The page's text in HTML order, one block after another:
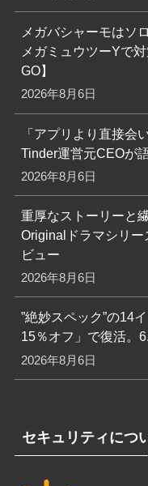
メガバシャーモはソ
メガミュウツーYで
GO】
2026年8月6日
「アプリより直接会
Tinder運営元CEOが
2026年8月6日
重厚なストーリーと
Originalドラマシリー
ビュー
2026年8月6日
”絶妙スペック”の14
15％オフ」で復活。
2026年8月6日
セキュリティにつ